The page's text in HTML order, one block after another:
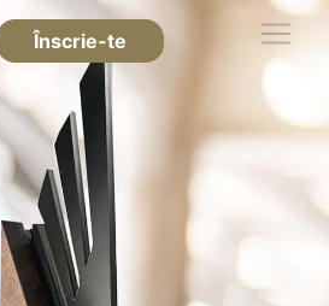
Înscrie-te